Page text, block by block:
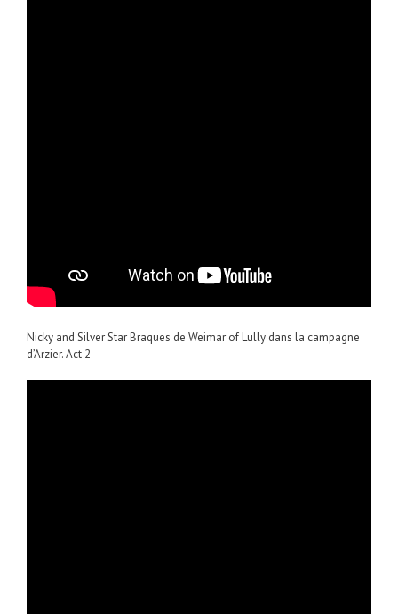
Nicky and Silver Star Braques de Weimar of Lully dans la campagne
d’Arzier. Act 2